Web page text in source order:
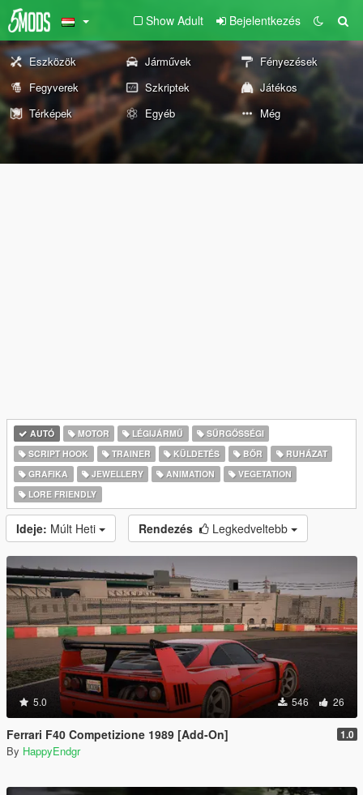
Show Adult Bejelentkezés
Eszközök Járművek
Fényezések
Fegyverek
Szkriptek
Játékos
Térképek
Egyéb Még
AUTÓ MOTOR LÉGIJÁRMŰ
SŰRGŐSSÉGI
SCRIPT HOOK
TRAINER KÜLDETÉS BŐR
RUHÁZAT
GRAFIKA
JEWELLERY ANIMATION
VEGETATION
LORE FRIENDLY
Ideje: Múlt Heti Rendezés Legkedveltebb
5.0 546 26
Ferrari F40 Competizione 1989 [Add-On] 1.0
By HappyEndgr